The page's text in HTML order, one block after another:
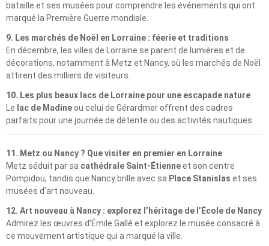
bataille et ses musées pour comprendre les événements qui ont
marqué la Première Guerre mondiale.
9. Les marchés de Noël en Lorraine : féerie et traditions
En décembre, les villes de Lorraine se parent de lumières et de
décorations, notamment à Metz et Nancy, où les marchés de Noël
attirent des milliers de visiteurs.
10. Les plus beaux lacs de Lorraine pour une escapade nature
Le lac de Madineou celui de Gérardmer offrent des cadres
parfaits pour une journée de détente ou des activités nautiques.
11. Metz ou Nancy ? Que visiter en premier en Lorraine
Metz séduit par sa cathédrale Saint-Étienneet son centre
Pompidou, tandis que Nancy brille avec sa Place Stanislas et ses
musées d’art nouveau.
12. Art nouveau à Nancy : explorez l’héritage de l’École de Nancy
Admirez les œuvres d’Émile Gallé et explorez le musée consacré à
ce mouvement artistique qui a marqué la ville.